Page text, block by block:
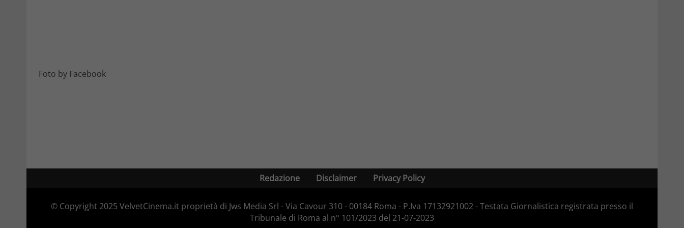
Foto by Facebook
Redazione Disclaimer Privacy Policy
© Copyright 2025 VelvetCinema.it proprietà di Jws Media Srl - Via Cavour 310 - 00184 Roma - P.Iva 17132921002 - Testata Giornalistica registrata presso il
Tribunale di Roma al n° 101/2023 del 21-07-2023